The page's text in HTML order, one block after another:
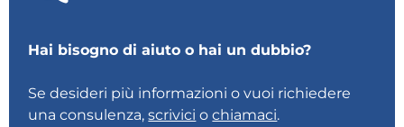
Hai bisogno di aiuto o hai un dubbio?
Se desideri più informazioni o vuoi richiedere
una consulenza,scrivici ochiamaci.